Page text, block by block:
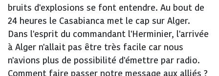
bruits d'explosions se font entendre. Au bout de
24 heures le Casabianca met le cap sur Alger.
Dans l'esprit du commandant l'Herminier, l'arrivée
à Alger n'allait pas être très facile car nous
n'avions plus de possibilité d'émettre par radio.